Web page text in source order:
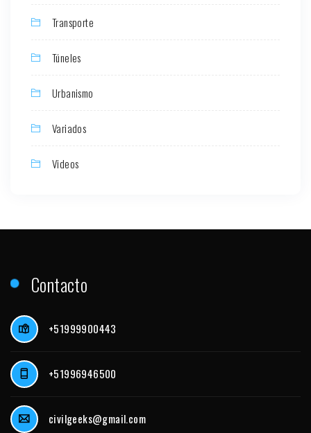
Transporte
Túneles
Urbanismo
Variados
Videos
Contacto
+51999900443
+51996946500
civilgeeks@gmail.com